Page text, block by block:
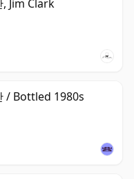
Jim Clark
/ Bottled 1980s